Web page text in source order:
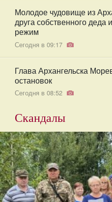
Молодое чудовище из
друга собственного деда
режим
Сегодня в 09:17
Глава Архангельска
остановок
Сегодня в 08:52
Скандалы